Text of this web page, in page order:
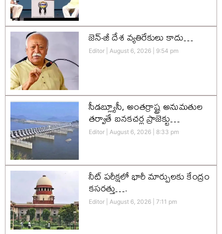
జెన్-జీ దేశ వ్యతిరేకులు కాదు…
Editor August 6, 2026 9:54 pm
సీడబ్ల్యూసీ, అంతర్రాష్ట్ర అనుమతుల
తర్వాతే బనకచర్ల ప్రాజెక్టు…
Editor August 6, 2026 8:33 pm
నీట్ పరీక్షలో భారీ మార్పులకు కేంద్రం
కసరత్తు….
Editor August 6, 2026 7:11 pm